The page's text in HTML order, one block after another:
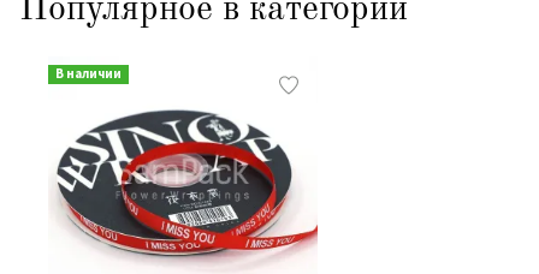
Популярное в категории
В наличии